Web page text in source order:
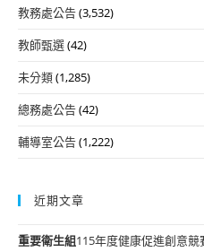
教務處公告(3,532)
教師甄選(42)
未分類(1,285)
總務處公告(42)
輔導室公告(1,222)
近期文章
重要衛生組115年度健康促進創意